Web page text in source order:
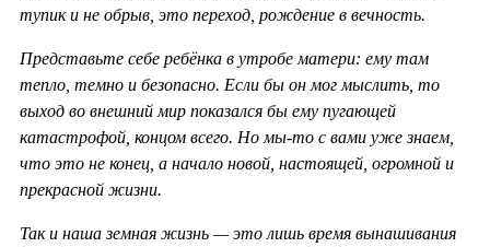
тупик и не обрыв, это переход, рождение в вечность.
Представьте себе ребёнка в утробе матери: ему там
тепло, темно и безопасно. Если бы он мог мыслить, то
выход во внешний мир показался бы ему пугающей
катастрофой, концом всего. Но мы-то с вами уже знаем,
что это не конец, а начало новой, настоящей, огромной и
прекрасной жизни.
Так и наша земная жизнь — это лишь время вынашивания